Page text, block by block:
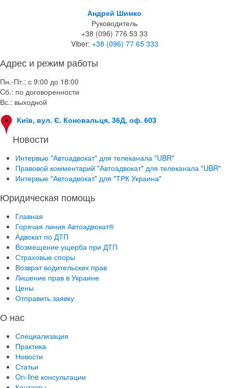
Андрей Шимко
Руководитель
+38 (096) 776 53 33
Viber: +38 (096) 77 65 333
Адрес и режим работы
Пн.-Пт.: с 9:00 до 18:00
Cб.: по договоренности
Вс.: выходной
Київ, вул. Є. Коновальця, 36Д, оф. 603
Новости
Интервью "Автоадвокат" для телеканала "UBR"
Правовой комментарий "Автоадвокат" для телеканала "UBR"
Интервью "Автоадвокат" для "ТРК Украина"
Юридическая помощь
Главная
Горячая линия Автоадвокат®
Адвокат по ДТП
Возмещение ущерба при ДТП
Страховые споры
Возврат водительских прав
Лишение прав в Украине
Цены
Отправить заявку
О нас
Специализация
Практика
Новости
Статьи
On-line консультации